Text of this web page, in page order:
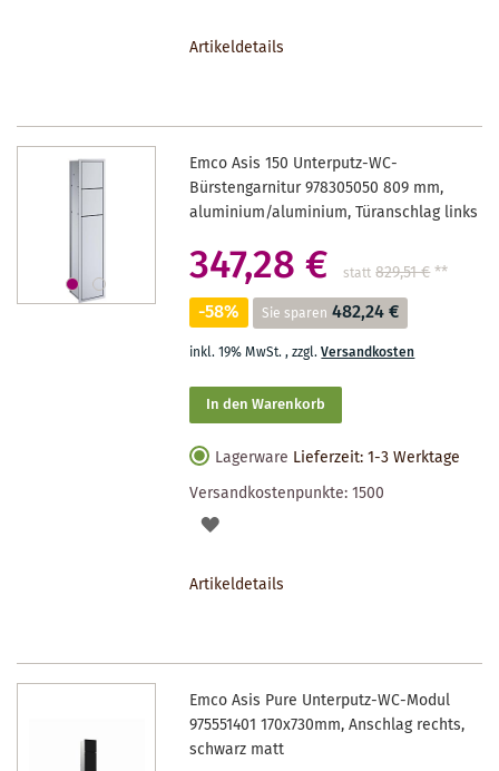
Artikeldetails
Emco Asis 150 Unterputz-WC-
Bürstengarnitur 978305050 809 mm,
aluminium/aluminium, Türanschlag links
347,28 € statt 829,51 €**
-58% Sie sparen 482,24 €
inkl. 19% MwSt.,zzgl.Versandkosten
In den Warenkorb
Lagerware Lieferzeit: 1-3 Werktage
Versandkostenpunkte:1500
AUF
Artikeldetails
Emco Asis Pure Unterputz-WC-Modul
975551401 170x730mm, Anschlag rechts,
schwarz matt